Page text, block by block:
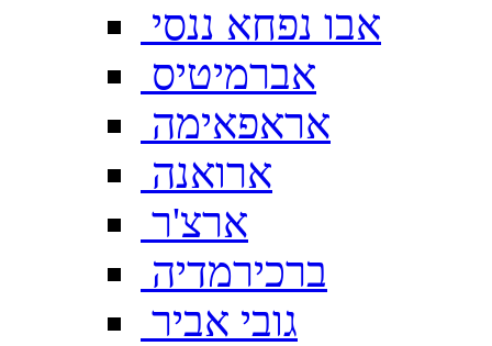
אבו נפחא ננסי
אברמיטיס
אראפאימה
ארואנה
ארצ'ר
ברכירמדיה
גובי אביר